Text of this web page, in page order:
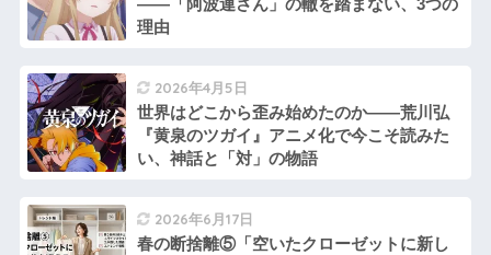
――「阿波連さん」の轍を踏まない、3つの
理由
2026年4月5日
世界はどこから歪み始めたのか――荒川弘
『黄泉のツガイ』アニメ化で今こそ読みた
い、神話と「対」の物語
2026年6月17日
春の断捨離⑤「空いたクローゼットに新し